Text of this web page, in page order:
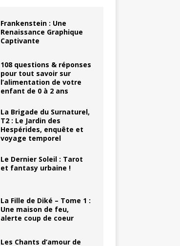
Frankenstein : Une
Renaissance Graphique
Captivante
108 questions & réponses
pour tout savoir sur
l’alimentation de votre
enfant de 0 à 2 ans
La Brigade du Surnaturel,
T2 : Le Jardin des
Hespérides, enquête et
voyage temporel
Le Dernier Soleil : Tarot
et fantasy urbaine !
La Fille de Diké – Tome 1 :
Une maison de feu,
alerte coup de coeur
Les Chants d’amour de